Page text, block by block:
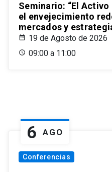
Seminario: “El
el envejecimiento
mercados y
19 de Agosto de 2026
09:00 a 11:00
6 AGO
Conferencias